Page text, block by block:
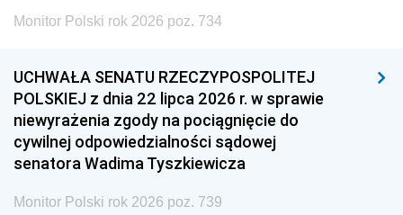
Monitor Polski rok 2026 poz. 734
UCHWAŁA SENATU RZECZYPOSPOLITEJ
POLSKIEJ z dnia 22 lipca 2026 r. w sprawie
niewyrażenia zgody na pociągnięcie do
cywilnej odpowiedzialności sądowej
senatora Wadima Tyszkiewicza
Monitor Polski rok 2026 poz. 739